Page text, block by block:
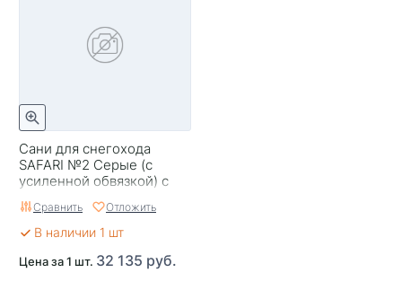
Сани для снегохода
SAFARI №2 Серые (с
усиленной обвязкой) с
установленными
накладками
Сравнить Отложить
В наличии 1 шт
Цена за 1 шт. 32 135 руб.